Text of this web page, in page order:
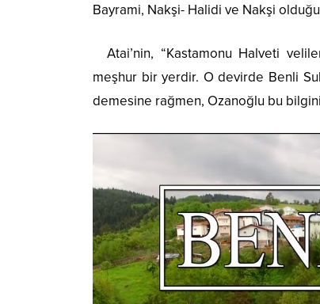
Bayrami, Nakşi- Halidi ve Nakşi
Atai’nin, “Kastamonu Halveti
meşhur bir yerdir. O devirde Benli
demesine rağmen, Ozanoğlu bu